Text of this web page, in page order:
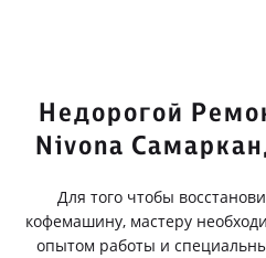
Недорогой
Nivona
Для того чтобы
кофемашину, мастеру
опытом работы и